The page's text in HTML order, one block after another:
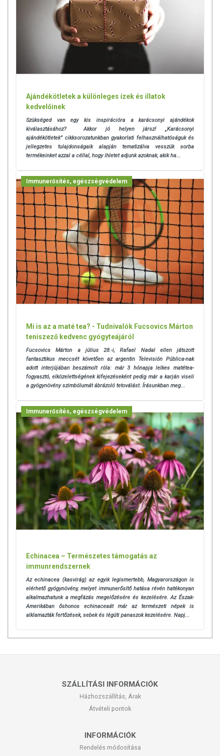
Ajándékötletek a különleges ízek és illatok
kedvelőinek
Szükséged van egy kis inspirációra a karácsonyi ajándékok
kiválasztásához? Akkor jó helyen jársz! „Karácsonyi
ajándékötletek” cikksorozatunkban gyakorlati felhasználhatóságuk és
jellegzetes tulajdonságaik alapján tematizálva vesszük sorba
termékeinket azzal a céllal, hogy ihletet adjunk azoknak, akik ha...
Immunerősítés, egészségvédelem
Mi is az a maté tea? - Tudnivalók Fucsovics Márton
teniszező kedvenc gyógyteájáról
Fucsovics Márton a július 28.-i, Rafael Nadal ellen játszott
fantasztikus meccsét követően az argentin Televisión Pública-nak
adott interjújában beszámolt róla: már 3 hónapja lelkes matétea-
fogyasztó, elközelettségének kifejezéseként pedig már a karján viseli
a gyógynövény szimbólumát ábrázoló tetoválást. Írásunkban meg...
Immunerősítés, egészségvédelem
Echinacea – Természetes támogatás az
immunrendszernek
Az echinacea (kasvirág) az egyik legismertebb, Magyarországon is
elérhető gyógynövény, melyet immunerősítő hatása révén hatékonyan
alkalmazhatunk a megfázás megelőzésére és kezelésére. Az Észak-
Amerikában őshonos echinaceaát már az természeti népek is
alklamazták fertőzések, sebek és légúti panaszok kezelésére. Napj...
SZÁLLÍTÁSI INFORMÁCIÓK
Házhozszállítás, Árak
Átvételi pontok
INFORMÁCIÓK
Rendelés módosítása